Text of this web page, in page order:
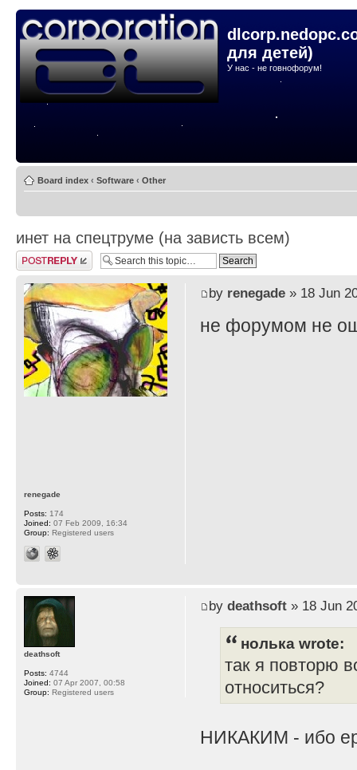
для детей)
У нас - не говнофорум!
Board index ‹ Software ‹ Other
инет на спецтруме (на зависть всем)
Post a reply
by renegade» 18 Jun
не форумом не
renegade
Posts: 174
Joined: 07 Feb 2009, 16:34
Group: Registered users
by deathsoft» 18 Jun
нолька wrote:
так я повторю
относиться?
НИКАКИМ - ибо
deathsoft
Posts: 4744
Joined: 07 Apr 2007, 00:58
Group: Registered users